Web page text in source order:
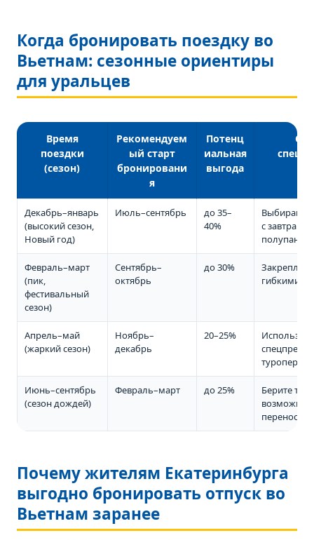
Когда бронировать поездку во
Вьетнам: сезонные ориентиры
для уральцев
Время
поездки
(сезон)
Рекомендуем
ый старт
бронировани
я
Потенц
иальная
выгода
Декабрь–январь
(высокий сезон,
Новый год)
Июль–сентябрь
до 35–
40%
Выбирайте
с
Февраль–март
(пик,
фестивальный
сезон)
Сентябрь–
октябрь
до 30%
гибкими
Апрель–май
(жаркий сезон)
Ноябрь–
декабрь
20–25%
Июнь–сентябрь
(сезон дождей)
Февраль–март до 25%
Берите
переноса
Почему жителям Екатеринбурга
выгодно бронировать отпуск во
Вьетнам заранее